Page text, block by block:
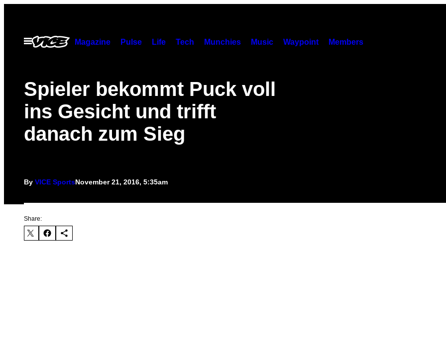
contentOpen
Menu
Magazine Pulse Life Tech Munchies Music Waypoint Members
Spieler bekommt Puck voll
ins Gesicht und trifft
danach zum Sieg
By VICE SportsNovember 21, 2016, 5:35am
Share: